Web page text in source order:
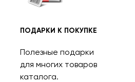
ПОДАРКИ К ПОКУПКЕ
Полезные подарки
для многих товаров
каталога.